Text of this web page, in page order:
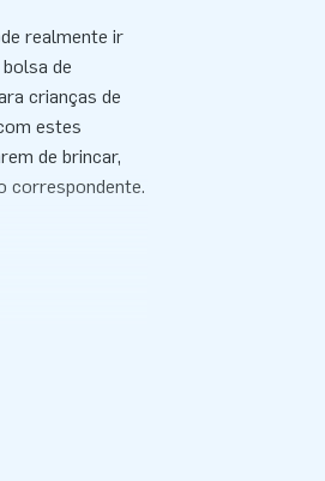
realmente ir
de
crianças de
estes
de brincar,
correspondente.
A composição